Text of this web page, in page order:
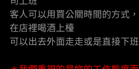
客人可以用買公關時間的方式
在店裡喝酒上檯
可以出去外面走走或是直接下